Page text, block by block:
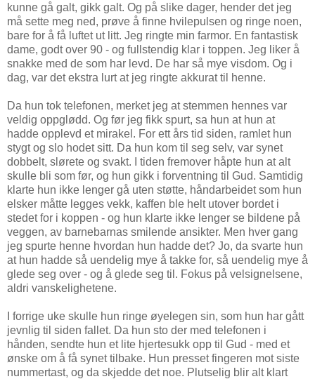
kunne gå galt, gikk galt. Og på slike dager, hender det jeg
må sette meg ned, prøve å finne hvilepulsen og ringe noen,
bare for å få luftet ut litt. Jeg ringte min farmor. En fantastisk
dame, godt over 90 - og fullstendig klar i toppen. Jeg liker å
snakke med de som har levd. De har så mye visdom. Og i
dag, var det ekstra lurt at jeg ringte akkurat til henne.
Da hun tok telefonen, merket jeg at stemmen hennes var
veldig oppglødd. Og før jeg fikk spurt, sa hun at hun at
hadde opplevd et mirakel. For ett års tid siden, ramlet hun
stygt og slo hodet sitt. Da hun kom til seg selv, var synet
dobbelt, slørete og svakt. I tiden fremover håpte hun at alt
skulle bli som før, og hun gikk i forventning til Gud. Samtidig
klarte hun ikke lenger gå uten støtte, håndarbeidet som hun
elsker måtte legges vekk, kaffen ble helt utover bordet i
stedet for i koppen - og hun klarte ikke lenger se bildene på
veggen, av barnebarnas smilende ansikter. Men hver gang
jeg spurte henne hvordan hun hadde det? Jo, da svarte hun
at hun hadde så uendelig mye å takke for, så uendelig mye å
glede seg over - og å glede seg til. Fokus på velsignelsene,
aldri vanskelighetene.
I forrige uke skulle hun ringe øyelegen sin, som hun har gått
jevnlig til siden fallet. Da hun sto der med telefonen i
hånden, sendte hun et lite hjertesukk opp til Gud - med et
ønske om å få synet tilbake. Hun presset fingeren mot siste
nummertast, og da skjedde det noe. Plutselig blir alt klart